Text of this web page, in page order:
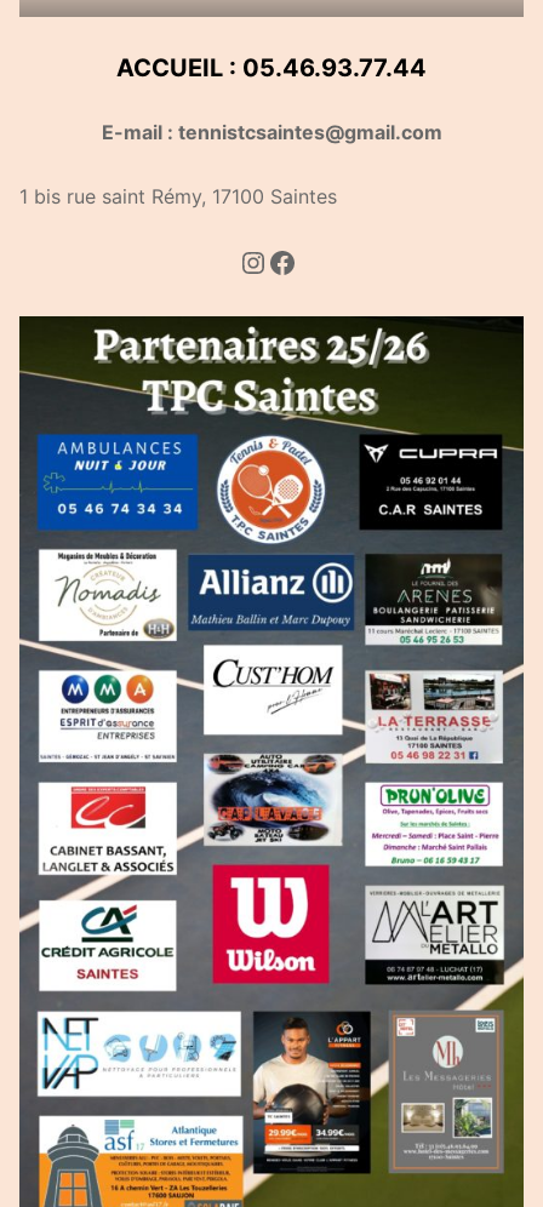
ACCUEIL : 05.46.93.77.44
E-mail : tennistcsaintes@gmail.com
1 bis rue saint Rémy, 17100 Saintes
Instagram
Facebook